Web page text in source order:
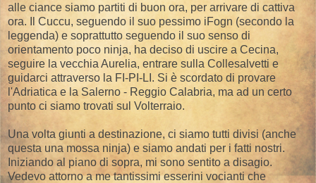
alle ciance siamo partiti di buon ora, per arrivare di cattiva
ora. Il Cuccu, seguendo il suo pessimo iFogn (secondo la
leggenda) e soprattutto seguendo il suo senso di
orientamento poco ninja, ha deciso di uscire a Cecina,
seguire la vecchia Aurelia, entrare sulla Collesalvetti e
guidarci attraverso la FI-PI-LI. Si è scordato di provare
l'Adriatica e la Salerno - Reggio Calabria, ma ad un certo
punto ci siamo trovati sul Volterraio.
Una volta giunti a destinazione, ci siamo tutti divisi (anche
questa una mossa ninja) e siamo andati per i fatti nostri.
Iniziando al piano di sopra, mi sono sentito a disagio.
Vedevo attorno a me tantissimi esserini vocianti che